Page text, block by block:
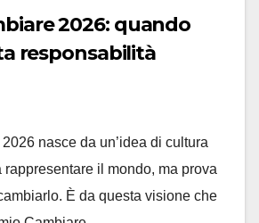
2026: quando
responsabilità
nasce da un’idea di cultura
il mondo, ma prova
È da questa visione che